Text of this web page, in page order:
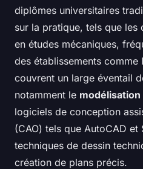
diplômes universitaires
sur la pratique, tels que les
en études mécaniques,
des établissements
couvrent un large éventail
notamment le modélisation
logiciels de conception
(CAO) tels que AutoCAD
techniques de dessin
création de plans précis.